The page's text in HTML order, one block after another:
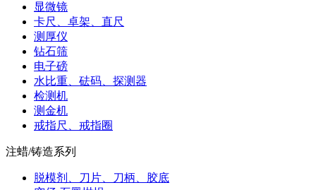
显微镜
卡尺、卓架、直尺
测厚仪
钻石筛
电子磅
水比重、砝码、探测器
检测机
测金机
戒指尺、戒指圈
注蜡/铸造系列
脱模剂、刀片、刀柄、胶底